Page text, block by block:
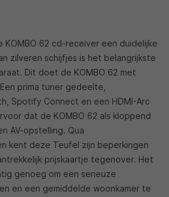
KOMBO 62 cd-receiver een duidelijke
zilveren schijfjes is het belangrijkste
Dit doet de KOMBO 62 met
prima tuner gedeelte,
Spotify Connect en een HDMI-Arc
dat de KOMBO 62 als kloppend
AV-opstelling. Qua
kent deze Teufel zijn beperkingen
prijskaartje tegenover. Het
genoeg om een serieuze
en een gemiddelde woonkamer te